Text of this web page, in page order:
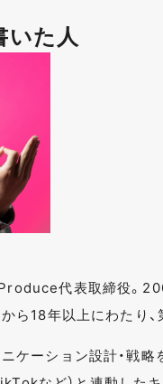
いた人
代表取締役。
ら18年以上にわたり
ケーション設計・戦